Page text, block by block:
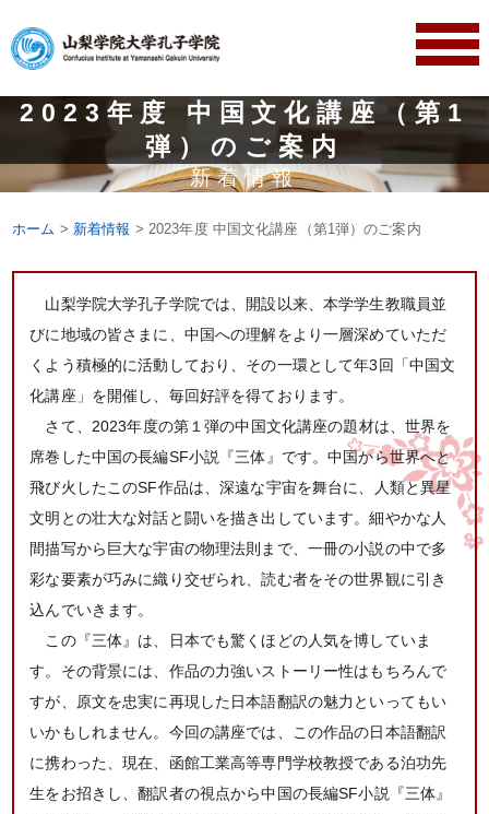
2023年度 中国文化講座（第1
弾）のご案内
新着情報
ホーム > 新着情報 > 2023年度 中国文化講座（第1弾）のご案内
山梨学院大学孔子学院では、開設以来、本学学生教職員並
びに地域の皆さまに、中国への理解をより一層深めていただ
くよう積極的に活動しており、その一環として年3回「中国文
化講座」を開催し、毎回好評を得ております。
さて、2023年度の第１弾の中国文化講座の題材は、世界を
席巻した中国の長編SF小説『三体』です。中国から世界へと
飛び火したこのSF作品は、深遠な宇宙を舞台に、人類と異星
文明との壮大な対話と闘いを描き出しています。細やかな人
間描写から巨大な宇宙の物理法則まで、一冊の小説の中で多
彩な要素が巧みに織り交ぜられ、読む者をその世界観に引き
込んでいきます。
この『三体』は、日本でも驚くほどの人気を博していま
す。その背景には、作品の力強いストーリー性はもちろんで
すが、原文を忠実に再現した日本語翻訳の魅力といってもい
いかもしれません。今回の講座では、この作品の日本語翻訳
に携わった、現在、函館工業高等専門学校教授である泊功先
生をお招きし、翻訳者の視点から中国の長編SF小説『三体』